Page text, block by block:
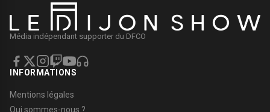
Média indépendant supporter du DFCO
INFORMATIONS
Mentions légales
Qui sommes-nous ?